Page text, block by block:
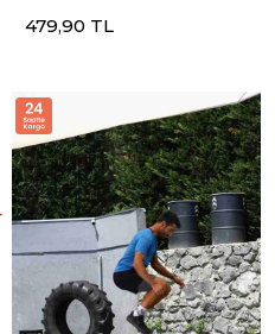
Futbol Aksesuarları
479,90 TL